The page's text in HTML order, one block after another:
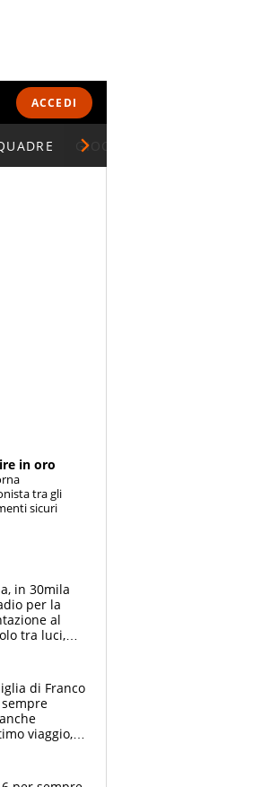
ACCEDI
E CLASSIFICHEGIOCATORI SERIE A
in oro
tra gli
sicuri
in 30mila
per la
al
tra luci,
di Franco
viaggio,